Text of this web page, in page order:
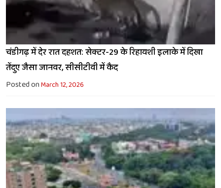
चंडीगढ़ में देर रात दहशत: सेक्टर-29 के रिहायशी इलाके में दिखा
तेंदुए जैसा जानवर, सीसीटीवी में कैद
Posted onMarch 12, 2026